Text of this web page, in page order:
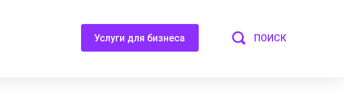
Услуги для бизнеса ПОИСК